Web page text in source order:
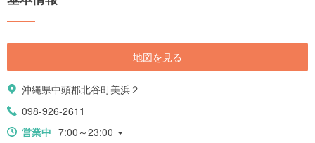
地図を見る
沖縄県中頭郡北谷町美浜２
098-926-2611
営業中 7:00～23:00